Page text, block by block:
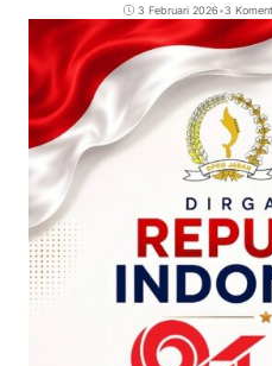
3 Februari 2026•3